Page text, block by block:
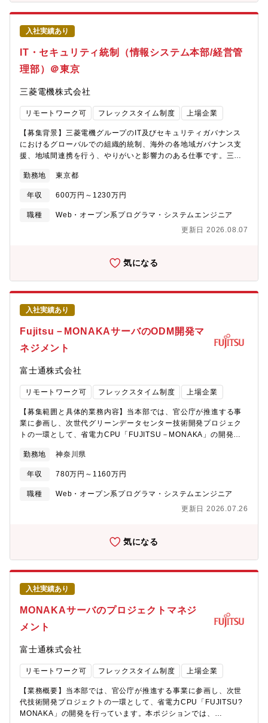
ていくことになります。いろいろな立場の方々と業務を進めてい
ることができます。そのうえで、どのようにして事業の推進を支
援していくことができるのかを考えていく点がやりがいとなりま
す。いろいろな選択肢がある中で、最適な回答を求めていくとこ
ろが重要となります。【同社及び製品・サービスの強み】■国内で
も有数の規模の認証基盤の運用整備を行う経験が可能です。今後
は、認証基盤を中心としたゼロトラスト施策を進めていくことか
らグループグローバルに対するセキュリティ施策に携わっていく
ことができます。
入社実績あり
IT・セキュリティ統制（情報システム本部/経営管
理部）＠東京
三菱電機株式会社
リモートワーク可 フレックスタイム制度 上場企業
【募集背景】三菱電機グループのIT及びセキュリティガバナンス
におけるグローバルでの組織的統制、海外の各地域ガバナンス支
援、地域間連携を行う、やりがいと影響力のある仕事です。三菱
推進を担っていただける方を募集いたします。なお、本求人は三
菱電機株式会社へ入社後、25年4月1日付設立の「三菱電機デジタ
ルイノベーション株式会社」へ在籍出向することが前提となりま
す。新会社の概要は以下のニュースリリースを参照ください。＜
cid=rss【業務内容】■三菱電機 海外関係会社（※）、IT部門との
コミュニケーションをリードし、IT/DXによる全体最適化や成長投
資へのシフト、事業成長と社会貢献最大化をゴールとしたDI本施
策を推進するための仕組みづくりと、円滑な運営を担う。■三菱電
機CIOと、海外関係会社のコミュニケーションをつなぐ、デジタル
イノベーション事業本部(DI本)の取りまとめ組織として、DI本幹
部や本部内部署、他事業本部との調整を行う。※主には海外4極地
域代表機構。その他海外関係会社との直接コミュケーションもあ
り＜具体的には＞（１）2026年度：ガバナンス体制の三菱電機グ
上/週の会議設定、定期会議開催など）（２）DI本、MEDigital内
の関係部門との調整、目指す姿の策定（年度計画）など（３）
2027年度：ガバナンス強化のための具体的な取り組み（26年度計
進）■使用言語、環境、ツール、資格等【配属先/組織のミッショ
ン】MEDigital情報システム本部：経営管理部：情報システム本部
全体の経営管理、および三菱電機グループ全体のITガバナンスグ
ローバル統制推進課：三菱電機グループ全体のIT・セキュリティ
ーション促進）【魅力】・三菱電機の各事本・コーポレート部
やグローバル対応のダイナミズムを体感ができる業務です。三菱
電機のIT・DXによる変革をまさに体現する部署だと思います。
ートワーク：有中途社員の割合：0%＜補足＞勤務地の想定として
勤務地 東京都
年収 600万円～1230万円
職種
Web・オープン系プログラマ・システムエンジニア
更新日 2026.08.07
気になる
入社実績あり
Fujitsu－MONAKAサーバのODM開発マ
ネジメント
富士通株式会社
リモートワーク可 フレックスタイム制度 上場企業
【募集範囲と具体的業務内容】当本部では、官公庁が推進する事
業に参画し、次世代グリーンデータセンター技術開発プロジェク
トの一環として、省電力CPU「FUJITSU－MONAKA」の開発を
たデータセンター／AIシステム向けサーバ開発において、海外
ODMベンダーと連携しながら開発推進を行う業務を担当いただき
ます。【具体的には】・海外ODMベンダーとの仕様調整・技術的
なディスカッション・サーバHW構成検討、設計内容のレビューお
ォローアップ・試作・評価・量産立ち上げに向けたODMとの調
すでに開発が進行しているプロジェクトに参画し、ODMと日常的
にやり取りしながら、実務の中で開発を前に進めていく役割とな
ります。将来的には、次期CPUを搭載したサーバ開発に関与する
機会もあり、継続的に最先端のサーバ開発に携わることができま
す。【期待する役割やミッション】本ポジションは、FUJITSU－
MONAKA搭載サーバの開発プロジェクトにおける実務担当者とし
て、マネージャーおやリーダの方針のもと、海外ODMベンダーお
よび社内技術者と連携しながら、具体的な開発・契約業務を推進
していただく役割です。（例）・海外ODMベンダーとの仕様調
レビュー対応・開発中に発生する技術課題・設計課題の整理およ
び対応検討・開発スケジュールに沿った進捗確認、課題のエスカ
レーション・開発・製造に関わる契約条件の整理、社内調整サポ
業務・社内関係部署（CPU、システム、品質、製造など）との技
術・業務調整※ODMと直接やり取りしながら、開発を前に進める
実務が中心となります。※マネージャやリーダと密に連携し、判
勤務地 神奈川県
年収 780万円～1160万円
職種
Web・オープン系プログラマ・システムエンジニア
更新日 2026.07.26
気になる
入社実績あり
MONAKAサーバのプロジェクトマネジ
メント
富士通株式会社
リモートワーク可 フレックスタイム制度 上場企業
【業務概要】当本部では、官公庁が推進する事業に参画し、次世
代技術開発プロジェクトの一環として、省電力CPU「FUJITSU?
MONAKA」の開発を行っています。本ポジションでは、